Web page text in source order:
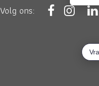
Volg ons: